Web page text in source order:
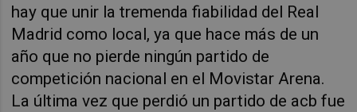
hay que unir la tremenda fiabilidad del Real
Madrid como local, ya que hace más de un
año que no pierde ningún partido de
competición nacional en el Movistar Arena.
La última vez que perdió un partido de acb fue